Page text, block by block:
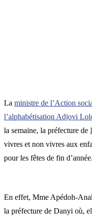
La ministre de l’Action
l’alphabétisation Adjovi
la semaine, la préfecture de
vivres et non vivres aux
pour les fêtes de fin d’année.
En effet, Mme Apédoh-
la préfecture de Danyi où,